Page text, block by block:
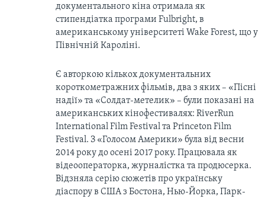
документального кіна отримала як
стипендіатка програми Fulbright, в
американському університеті Wake Forest, що у
Північній Кароліні.
Є авторкою кількох документальних
короткометражних фільмів, два з яких – «Пісні
надії» та «Солдат-метелик» – були показані на
американських кінофестивалях: RiverRun
International Film Festival та Princeton Film
Festival. З «Голосом Америки» була від весни
2014 року до осені 2017 року. Працювала як
відеооператорка, журналістка та продюсерка.
Відзняла серію сюжетів про українську
діаспору в США з Бостона, Нью-Йорка, Парк-